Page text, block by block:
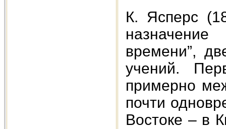
К. Ясперс
времени”,
учений.
примерно
почти
Востоке – в